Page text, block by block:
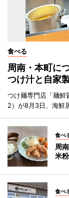
食べる
周南・本町に
つけ汁と自家
つけ麺専門店「麺鮮
2）が8月3日、海鮮
食べ
周
米
食べ